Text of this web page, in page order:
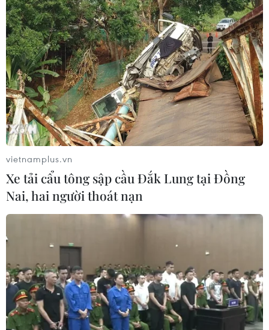
vietnamplus.vn
Xe tải cẩu tông sập cầu Đắk Lung tại Đồng
Nai, hai người thoát nạn